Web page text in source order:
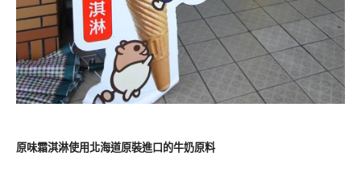
原味霜淇淋使用北海道原裝進口的牛奶原料